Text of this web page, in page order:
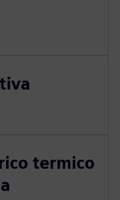
termico